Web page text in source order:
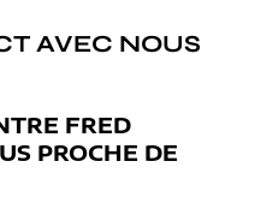
AVEC NOUS
FRED
PROCHE DE